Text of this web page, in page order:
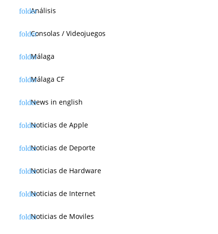
Análisis
Consolas / Videojuegos
Málaga
Málaga CF
News in english
Noticias de Apple
Noticias de Deporte
Noticias de Hardware
Noticias de Internet
Noticias de Moviles